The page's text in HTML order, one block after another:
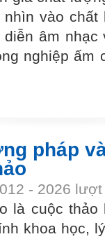
nhìn vào
âm
nghiệp ấm
pháp
- 2026
là cuộc
khoa học,